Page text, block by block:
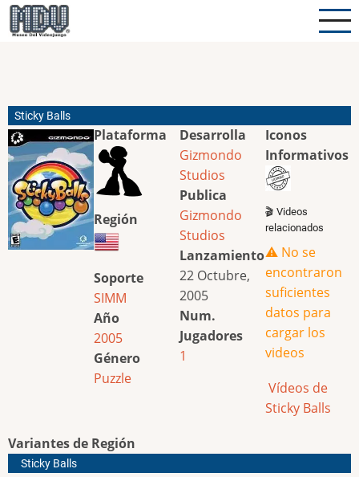
Pasar
al
Sticky Balls
Plataforma
Región
Soporte
SIMM
Año
2005
Género
Puzzle
Desarrolla
Gizmondo
Studios
Publica
Gizmondo
Studios
Lanzamiento
22 Octubre,
2005
Num.
Jugadores
1
Iconos
Informativos
🎬 Videos
relacionados
⚠️ No se
encontraron
suficientes
datos para
cargar los
videos
Vídeos de
Sticky Balls
Variantes de Región
Sticky Balls